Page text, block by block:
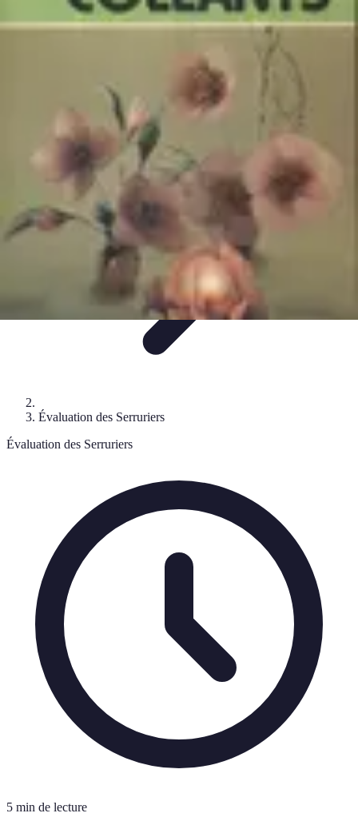
Serrurier Rapide Paris
Choix du serrurierConseils et AstucesConseils PratiquesChoisir un
Serrurier Rapide Paris
Évaluation des Serruriers
Évaluation des Serruriers
5 min de lecture